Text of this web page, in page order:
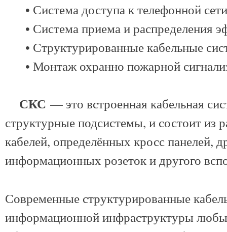
• Система доступа к телефонной
• Система приема и распределения
• Структурированные кабельные
• Монтаж охранно пожарной
СКС — это встроенная кабельная
структурные подсистемы, и состоит из
кабелей, определённых кросс панелей,
информационных розеток и другого
Современные структурированные
информационной инфраструктуры